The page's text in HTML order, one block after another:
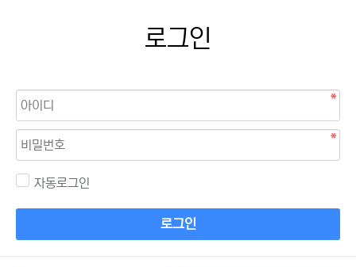
로그인
자동로그인
로그인